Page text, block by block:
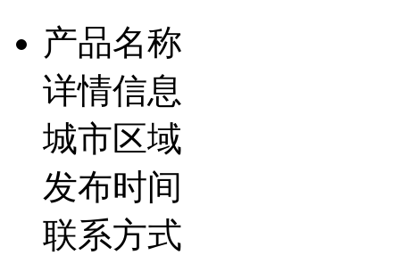
产品名称
详情信息
城市区域
发布时间
联系方式